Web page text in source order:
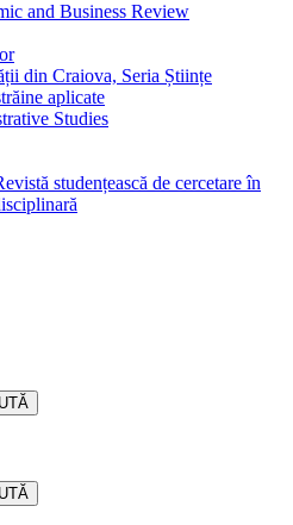
and Business Review
din Craiova, Seria Științe
aplicate
Studies
studențească de cercetare în